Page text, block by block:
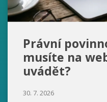
Právní
musíte na
uvádět?
30. 7. 2026